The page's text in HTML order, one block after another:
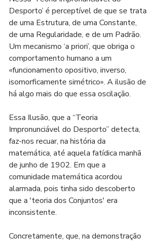
Desporto’ é perceptível de que se trata
de uma Estrutura, de uma Constante,
de uma Regularidade, e de um Padrão.
Um mecanismo ‘a priori’, que obriga o
comportamento humano a um
«funcionamento opositivo, inverso,
isomorficamente simétrico». A ilusão de
há algo mais do que essa oscilação.
Essa Ilusão, que a “Teoria
Impronunciável do Desporto” detecta,
faz-nos recuar, na história da
matemática, até aquela fatídica manhã
de junho de 1902. Em que a
comunidade matemática acordou
alarmada, pois tinha sido descoberto
que a 'teoria dos Conjuntos' era
inconsistente.
Concretamente, que, na demonstração